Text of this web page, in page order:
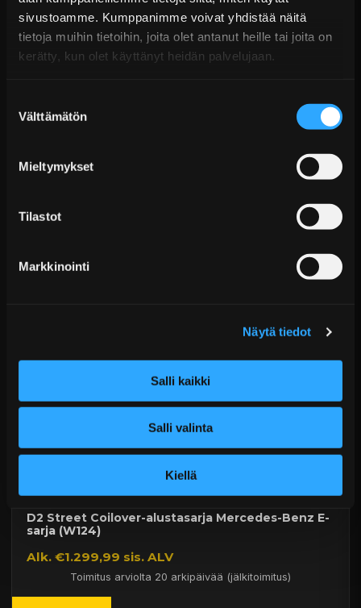
sivustoamme. Kumppanimme voivat yhdistää näitä
tietoja muihin tietoihin, joita olet antanut heille tai joita on
kerätty, kun olet käyttänyt heidän palvelujaan.
valinta
Välttämätön
Mieltymykset
Tilastot
Markkinointi
Näytä tiedot
Salli kaikki
Salli valinta
Kiellä
14 päivän palautusoikeus
KATSO LISÄÄ
D2 Circuit Coiloverit BMW 3-sarja E36 (1990–1998)
Alk. €1.751,99 sis. ALV
D2 Street Coilover-alustasarja Mercedes-Benz E-
sarja (W124)
Alk. €1.299,99 sis. ALV
Toimitus arviolta 20 arkipäivää (jälkitoimitus)